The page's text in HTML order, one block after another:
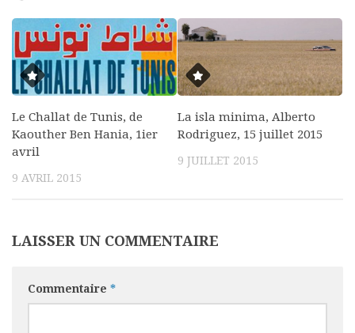
Le Challat de Tunis, de
Kaouther Ben Hania, 1ier
avril
9 AVRIL 2015
La isla minima, Alberto
Rodriguez, 15 juillet 2015
9 JUILLET 2015
LAISSER UN COMMENTAIRE
Commentaire *